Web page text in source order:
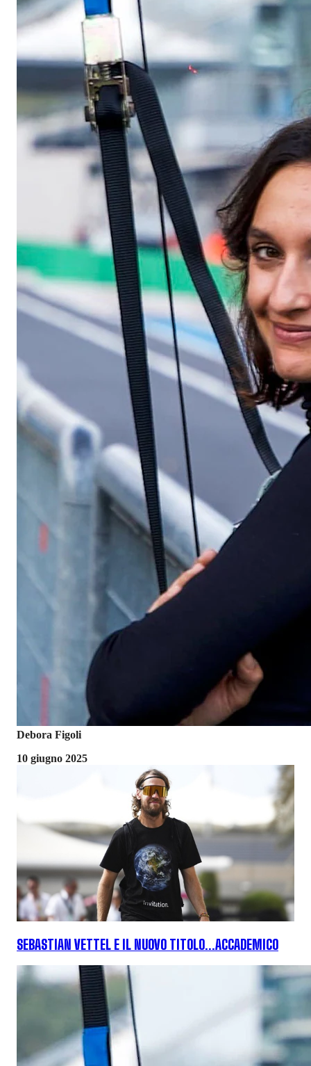
Debora Figoli
10 giugno 2025
SEBASTIAN VETTEL E IL NUOVO TITOLO...ACCADEMICO